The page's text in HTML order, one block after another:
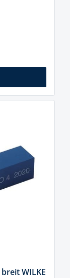
WILKE